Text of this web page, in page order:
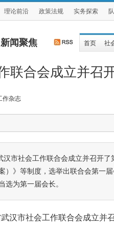
理论前沿 政策法规 实务探索
新闻聚焦 首页 社
联合会成立并召
作杂志
汉市社会工作联合会成立并召开
）》等制度，选举出联合会第一
选为第一届会长。
汉市社会工作联合会成立并